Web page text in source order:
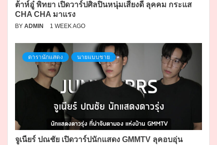
ต้าห์อู๋ พิทยา เปิดวาร์ปศิลปินหนุ่มเสียงดี ลุคคม กระแส
CHA CHA มาแรง
BY ADMIN 1 WEEK AGO
ดารานักแสดง นายแบบชาย
จูเนียร์ ปณชัย เปิดวาร์ปนักแสดง GMMTV ลุคอบอุ่น